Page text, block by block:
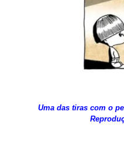
Uma das tiras com o